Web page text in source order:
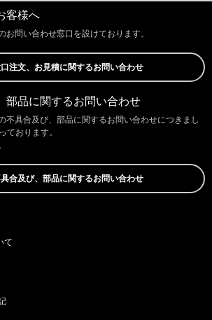
客様へ
お問い合わせ窓口を設けております。
注文、お見積に関するお問い合わせ
部品に関するお問い合わせ
不具合及び、部品に関するお問い合わせにつきまし
ております。
合及び、部品に関するお問い合わせ
て